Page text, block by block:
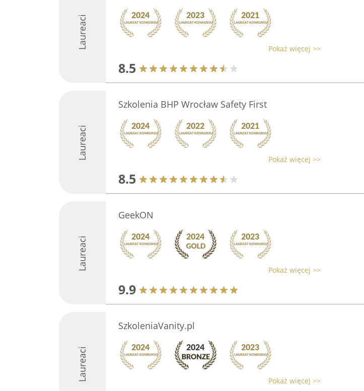
Laureaci Pokaż więcej >>
8.5
Laureaci
Szkolenia BHP Wrocław Safety First
Pokaż więcej >>
8.5
Laureaci
GeekON
Pokaż więcej >>
9.9
Laureaci
SzkoleniaVanity.pl
Pokaż więcej >>